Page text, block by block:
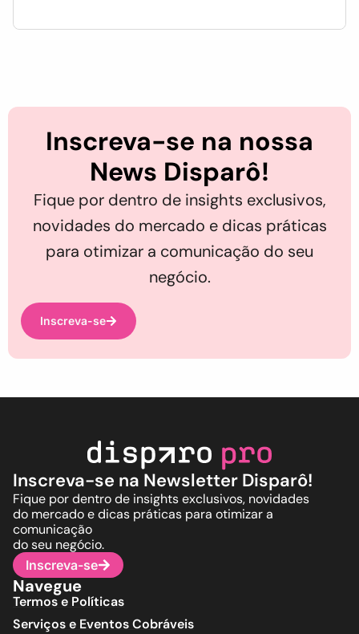
Inscreva-se na nossa
News Disparô!
Fique por dentro de insights exclusivos,
novidades do mercado e dicas práticas
para otimizar a comunicação do seu
negócio.
Inscreva-se
Inscreva-se na Newsletter Disparô!
Fique por dentro de insights exclusivos, novidades
do mercado e dicas práticas para otimizar a
comunicação
do seu negócio.
Inscreva-se
Navegue
Termos e Políticas
Serviços e Eventos Cobráveis